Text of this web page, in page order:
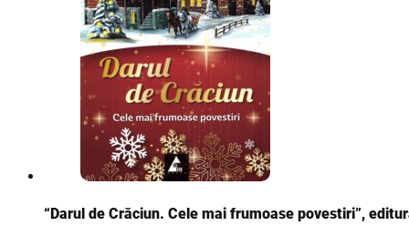
“Darul de Crăciun. Cele mai frumoase povestiri”,